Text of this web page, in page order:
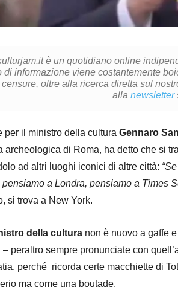
è un quotidiano online
di informazione viene costantemente
oltre alla ricerca diretta sul
allanewsletter
per il ministro della cultura Gennaro
archeologica di Roma, ha detto che si
ad altri luoghi iconici di altre città:
a Londra, pensiamo a Times
si trova a New York.
della cultura non è nuovo a gaffe
– peraltro sempre pronunciate con
perché ricorda certe macchiette di
ma come una boutade.